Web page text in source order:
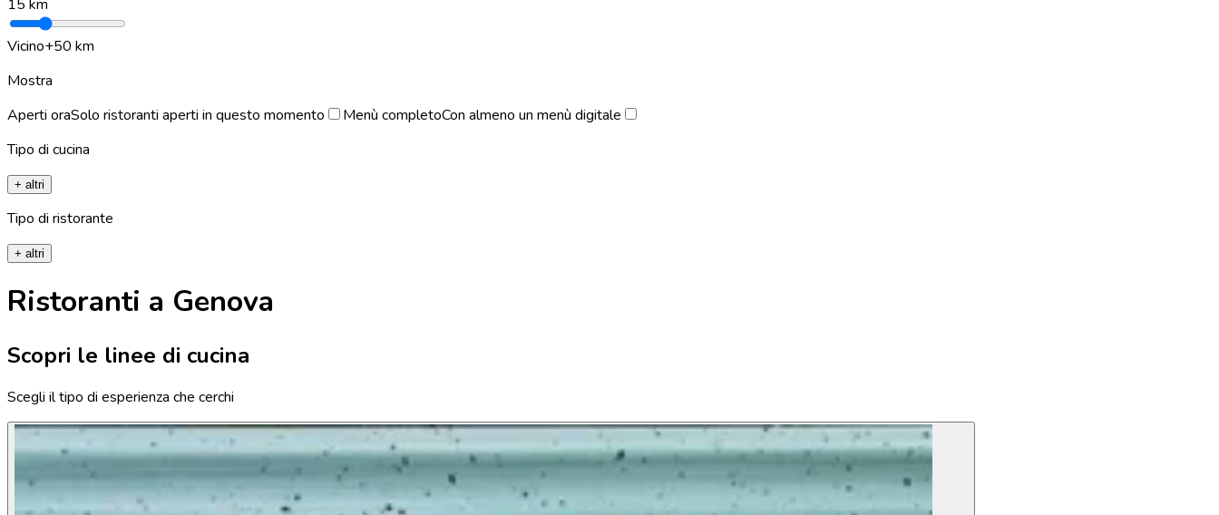
15 km
Vicino+50 km
Mostra
Aperti oraSolo ristoranti aperti in questo momento Menù completoCon almeno un menù digitale
Tipo di cucina
+ altri
Tipo di ristorante
+ altri
Ristoranti a Genova
Scopri le linee di cucina
Scegli il tipo di esperienza che cerchi